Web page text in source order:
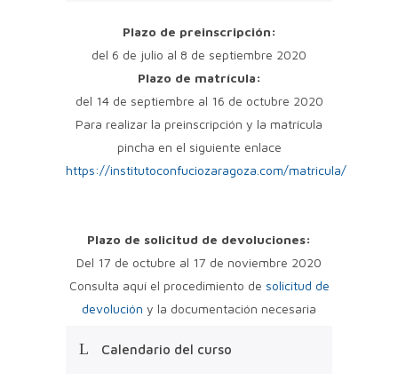
Plazo de preinscripción:
del 6 de julio al 8 de septiembre 2020
Plazo de matrícula:
del 14 de septiembre al 16 de octubre 2020
Para realizar la preinscripción y la matrícula
pincha en el siguiente enlace
https://institutoconfuciozaragoza.com/matricula/
Plazo de solicitud de devoluciones:
Del 17 de octubre al 17 de noviembre 2020
Consulta aquí el procedimiento de solicitud de
devolución y la documentación necesaria
Calendario del curso